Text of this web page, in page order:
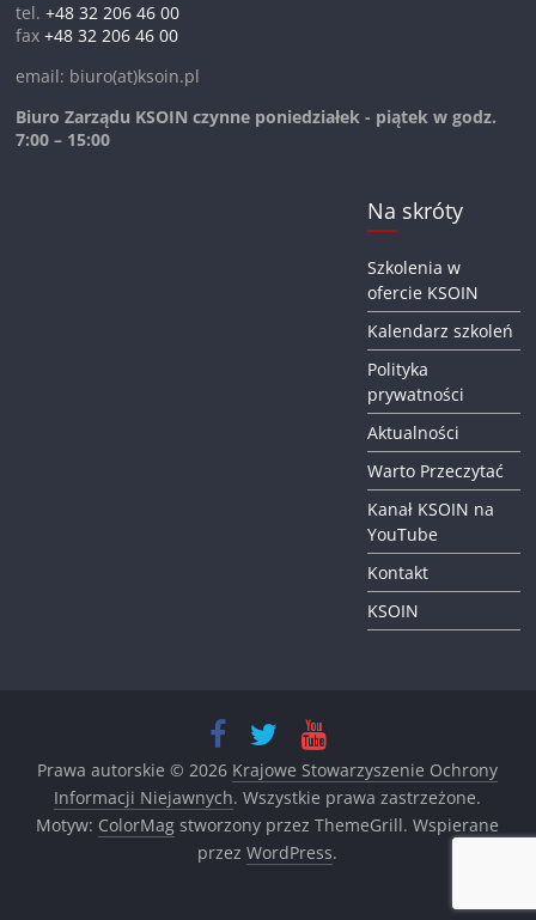
tel.+48 32 206 46 00
fax+48 32 206 46 00
email: biuro(at)ksoin.pl
Biuro Zarządu KSOIN czynne poniedziałek - piątek w godz.
7:00 – 15:00
Na skróty
Szkolenia w
ofercie KSOIN
Kalendarz szkoleń
Polityka
prywatności
Aktualności
Warto Przeczytać
Kanał KSOIN na
YouTube
Kontakt
KSOIN
Prawa autorskie © 2026 Krajowe Stowarzyszenie Ochrony
Informacji Niejawnych. Wszystkie prawa zastrzeżone.
Motyw: ColorMag stworzony przez ThemeGrill. Wspierane
przezWordPress.